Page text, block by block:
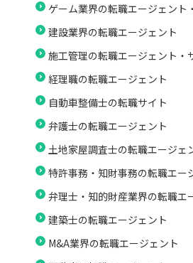
ゲーム業界の転職エージェント
建設業界の転職エージェント
施工管理の転職エージェント・
経理職の転職エージェント
自動車整備士の転職サイト
弁護士の転職エージェント
土地家屋調査士の転職エージェ
特許事務・知財事務の転職エー
弁理士・知的財産業界の転職エ
建築士の転職エージェント
M&A業界の転職エージェント